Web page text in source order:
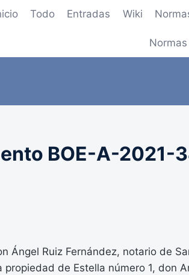
Todo Entradas Wiki
BOE-A-2021-
Ángel Ruiz Fernández, notario de
de Estella número 1, don